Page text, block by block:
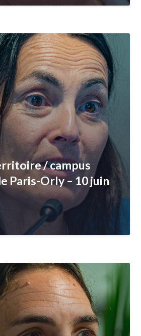
/ campus
Paris-Orly – 10 juin